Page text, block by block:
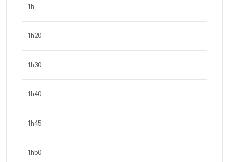
1h
1h20
1h30
1h40
1h45
1h50